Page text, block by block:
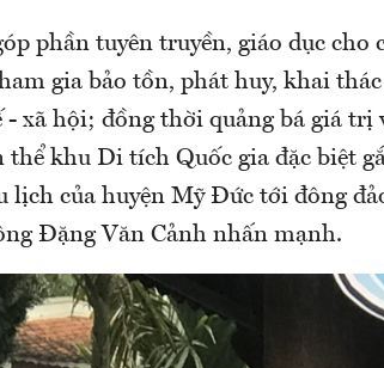
phần tuyên truyền, giáo dục cho
gia bảo tồn, phát huy, khai
xã hội; đồng thời quảng bá giá trị
khu Di tích Quốc gia đặc biệt
của huyện Mỹ Đức tới đông
Đặng Văn Cảnh nhấn mạnh.